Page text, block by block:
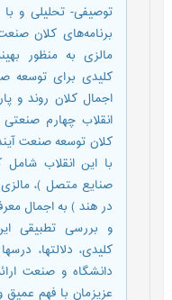
توصیفی- تحلیلی و
برنامه‌های کلان
مالزی به منظور
کلیدی برای توسعه
اجمال کلان روند و
انقلاب چهارم
کلان توسعه صنعت
با این انقلاب
صنایع متصل )،
در هند ) به اجمال
و بررسی تطبیقی
کلیدی، دلالت‏ها،
دانشگاه و صنعت
عزیزمان با فهم عمیق